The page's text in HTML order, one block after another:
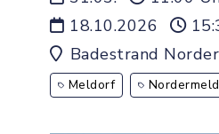
18.10.2026
Badestrand
Meldorf